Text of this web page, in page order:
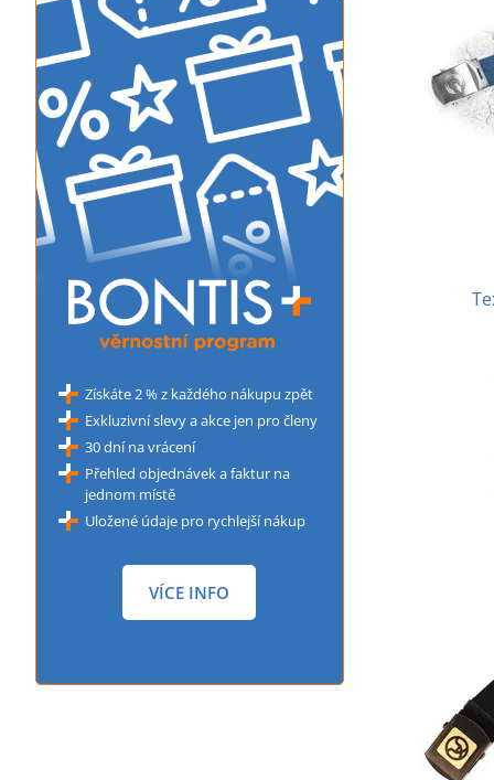
Získáte 2 % z každého nákupu zpět
Exkluzivní slevy a akce jen pro členy
30 dní na vrácení
Přehled objednávek a faktur na
jednom místě
Uložené údaje pro rychlejší nákup
VÍCE INFO